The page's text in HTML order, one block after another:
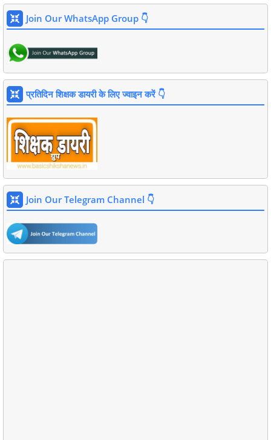
Join Our WhatsApp Group 👇
प्रतिदिन शिक्षक डायरी के लिए ज्वाइन करें 👇
Join Our Telegram Channel 👇